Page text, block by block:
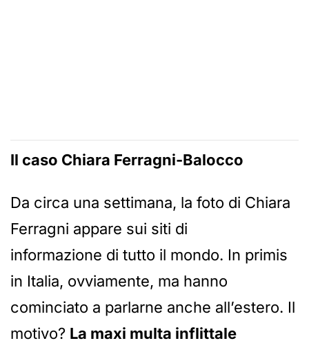
Il caso Chiara Ferragni-Balocco
Da circa una settimana, la foto di Chiara
Ferragni appare sui siti di
informazione di tutto il mondo. In primis
in Italia, ovviamente, ma hanno
cominciato a parlarne anche all’estero. Il
motivo? La maxi multa inflittale